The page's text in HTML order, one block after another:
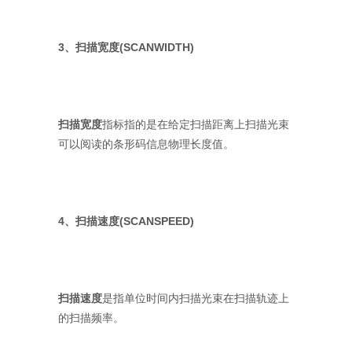
3、扫描宽度(SCANWIDTH)
扫描宽度指标指的是在给定扫描距离上扫描光束
可以阅读的条形码信息物理长度值。
4、扫描速度(SCANSPEED)
扫描速度是指单位时间内扫描光束在扫描轨迹上
的扫描频率。